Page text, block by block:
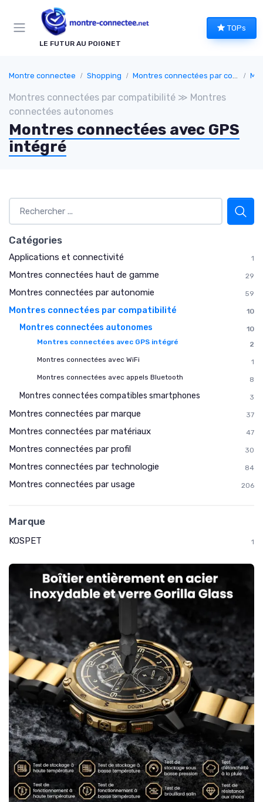
LE FUTUR AU POIGNET
TOPs
Montre connectee Shopping Montres connectées par compatibilité
Montres connectées par compatibilité ≫ Montres
connectées autonomes
Montres connectées avec GPS
intégré
Catégories
Applications et connectivité 1
Montres connectées haut de gamme 29
Montres connectées par autonomie 59
Montres connectées par compatibilité 10
Montres connectées autonomes
10
Montres connectées avec GPS intégré
2
Montres connectées avec WiFi
1
Montres connectées avec appels Bluetooth
8
Montres connectées compatibles smartphones 3
Montres connectées par marque 37
Montres connectées par matériaux 47
Montres connectées par profil 30
Montres connectées par technologie 84
Montres connectées par usage 206
Marque
KOSPET 1
Panneau de gestion des cookies